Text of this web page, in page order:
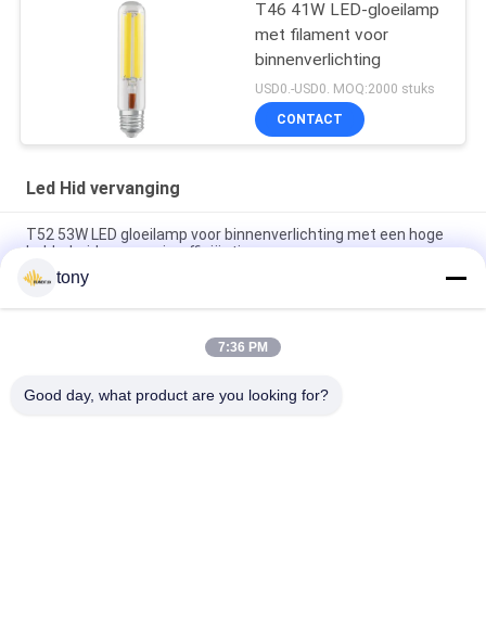
T46 41W LED-gloeilamp
met filament voor
binnenverlichting
USD0.-USD0. MOQ:2000 stuks
CONTACT
Led Hid vervanging
T52 53W LED gloeilamp voor binnenverlichting met een hoge
helderheid en energie-efficiëntie
gezette de Verlichtingsversiering Downlight
De hitte die Regelbare Ronde 90mm verdrijven 3 Duim leidde
tony
7:36 PM
Good day, what product are you looking for?